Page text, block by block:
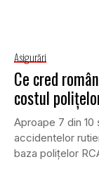
Asigurări
Ce cred
costul
Aproape 7 din
accidentelor
baza polițelor